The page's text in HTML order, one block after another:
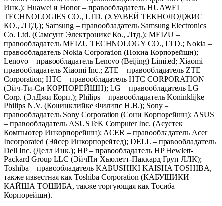
Инк.); Huawei и Honor – правообладатель HUAWEI
TECHNOLOGIES CO., LTD. (ХУАВЕЙ ТЕКНОЛОДЖИС
КО., ЛТД.); Samsung – правообладатель Samsung Electronics
Co. Ltd. (Самсунг Электроникс Ко., Лтд.); MEIZU –
правообладатель MEIZU TECHNOLOGY CO., LTD.; Nokia –
правообладатель Nokia Corporation (Нокиа Корпорейшн);
Lenovo – правообладатель Lenovo (Beijing) Limited; Xiaomi –
правообладатель Xiaomi Inc.; ZTE – правообладатель ZTE
Corporation; HTC – правообладатель HTC CORPORATION
(Эйч-Ти-Си КОРПОРЕЙШН); LG – правообладатель LG
Corp. (ЭлДжи Корп.); Philips – правообладатель Koninklijke
Philips N.V. (Конинклийке Филипс Н.В.); Sony –
правообладатель Sony Corporation (Сони Корпорейшн); ASUS
– правообладатель ASUSTeK Computer Inc. (Асустек
Компьютер Инкорпорейшн); ACER – правообладатель Acer
Incorporated (Эйсер Инкорпорейтед); DELL – правообладатель
Dell Inc. (Делл Инк.); HP – правообладатель HP Hewlett-
Packard Group LLC (ЭйчПи Хьюлетт-Паккард Груп ЛЛК);
Toshiba – правообладатель KABUSHIKI KAISHA TOSHIBA,
также известная как Toshiba Corporation (КАБУШИКИ
КАЙША ТОШИБА, также торгующая как Тосиба
Корпорейшн).